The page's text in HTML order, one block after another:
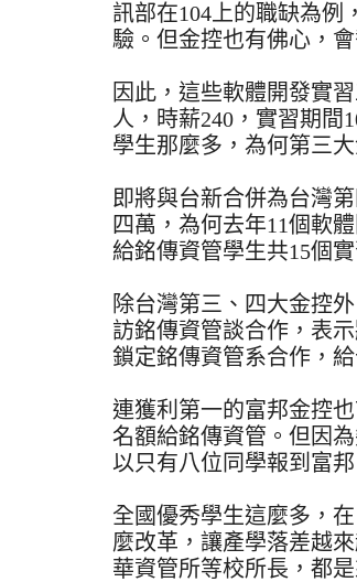
訊部在104上的職缺為例
驗。但金控也有佛心，
因此，這些軟體開發實
人，時薪240，實習期間
學生那麼多，為何第三
即將與台新合併為台灣
四萬，為何去年11個軟
給銘傳資管學生共15個
除台灣第三、四大金控
訪銘傳資管談合作，表
鎖定銘傳資管系合作，
連獲利第一的富邦金控
名額給銘傳資管。但因
以只有八位同學報到富邦
全國優秀學生這麼多，
麼改革，讓產學落差越
華資管所等校所長，都